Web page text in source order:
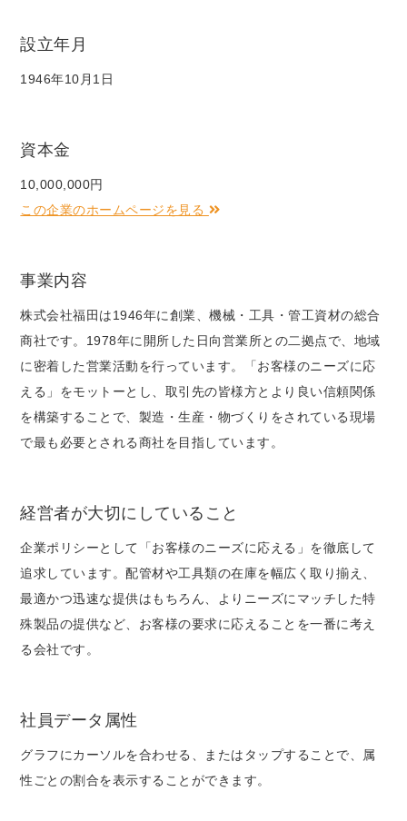
設立年月
1946年10月1日
資本金
10,000,000円
この企業のホームページを見る
事業内容
株式会社福田は1946年に創業、機械・工具・管工資材の総合
商社です。1978年に開所した日向営業所との二拠点で、地域
に密着した営業活動を行っています。「お客様のニーズに応
える」をモットーとし、取引先の皆様方とより良い信頼関係
を構築することで、製造・生産・物づくりをされている現場
で最も必要とされる商社を目指しています。
経営者が大切にしていること
企業ポリシーとして「お客様のニーズに応える」を徹底して
追求しています。配管材や工具類の在庫を幅広く取り揃え、
最適かつ迅速な提供はもちろん、よりニーズにマッチした特
殊製品の提供など、お客様の要求に応えることを一番に考え
る会社です。
社員データ属性
グラフにカーソルを合わせる、またはタップすることで、属
性ごとの割合を表示することができます。